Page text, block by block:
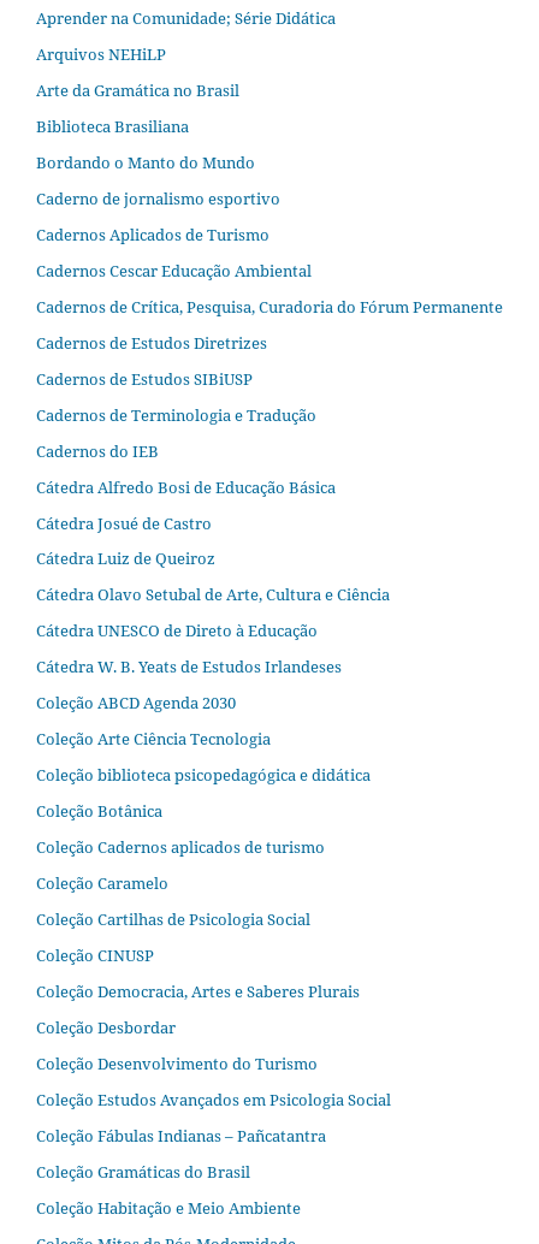
Aprender na Comunidade; Série Didática
Arquivos NEHiLP
Arte da Gramática no Brasil
Biblioteca Brasiliana
Bordando o Manto do Mundo
Caderno de jornalismo esportivo
Cadernos Aplicados de Turismo
Cadernos Cescar Educação Ambiental
Cadernos de Crítica, Pesquisa, Curadoria do Fórum Permanente
Cadernos de Estudos Diretrizes
Cadernos de Estudos SIBiUSP
Cadernos de Terminologia e Tradução
Cadernos do IEB
Cátedra Alfredo Bosi de Educação Básica
Cátedra Josué de Castro
Cátedra Luiz de Queiroz
Cátedra Olavo Setubal de Arte, Cultura e Ciência
Cátedra UNESCO de Direto à Educação
Cátedra W. B. Yeats de Estudos Irlandeses
Coleção ABCD Agenda 2030
Coleção Arte Ciência Tecnologia
Coleção biblioteca psicopedagógica e didática
Coleção Botânica
Coleção Cadernos aplicados de turismo
Coleção Caramelo
Coleção Cartilhas de Psicologia Social
Coleção CINUSP
Coleção Democracia, Artes e Saberes Plurais
Coleção Desbordar
Coleção Desenvolvimento do Turismo
Coleção Estudos Avançados em Psicologia Social
Coleção Fábulas Indianas – Pañcatantra
Coleção Gramáticas do Brasil
Coleção Habitação e Meio Ambiente